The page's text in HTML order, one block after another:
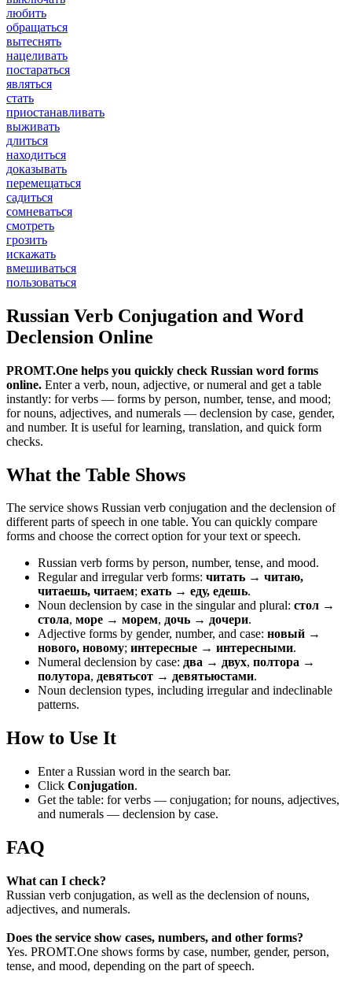
любить
обращаться
вытеснять
нацеливать
постараться
являться
стать
приостанавливать
выживать
длиться
находиться
доказывать
перемещаться
садиться
сомневаться
смотреть
грозить
искажать
вмешиваться
пользоваться
Russian Verb Conjugation and Word
Declension Online
PROMT.One helps you quickly check Russian word forms
online. Enter a verb, noun, adjective, or numeral and get a table
instantly: for verbs — forms by person, number, tense, and mood;
for nouns, adjectives, and numerals — declension by case, gender,
and number. It is useful for learning, translation, and quick form
checks.
What the Table Shows
The service shows Russian verb conjugation and the declension of
different parts of speech in one table. You can quickly compare
forms and choose the correct option for your text or speech.
Russian verb forms by person, number, tense, and mood.
Regular and irregular verb forms: читать → читаю,
читаешь, читаем; ехать → еду, едешь.
Noun declension by case in the singular and plural: стол →
стола, море → морем, дочь → дочери.
Adjective forms by gender, number, and case: новый →
нового, новому; интересные → интересными.
Numeral declension by case: два → двух, полтора →
полутора, девятьсот → девятьюстами.
Noun declension types, including irregular and indeclinable
patterns.
How to Use It
Enter a Russian word in the search bar.
Click Conjugation.
Get the table: for verbs — conjugation; for nouns, adjectives,
and numerals — declension by case.
FAQ
What can I check?
Russian verb conjugation, as well as the declension of nouns,
adjectives, and numerals.
Does the service show cases, numbers, and other forms?
Yes. PROMT.One shows forms by case, number, gender, person,
tense, and mood, depending on the part of speech.